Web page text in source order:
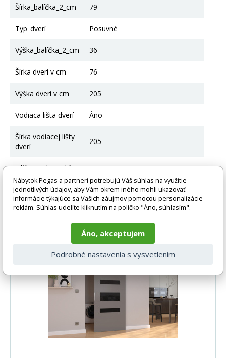
Šírka_balíčka_2_cm 79
Typ_dverí Posuvné
Výška_balíčka_2_cm 36
Šírka dverí v cm 76
Výška dverí v cm 205
Vodiaca lišta dverí Áno
Šírka vodiacej lišty
dverí
205
Výška vodiacej lišty
dverí
Súvisiace produkty
Rychlé dodání
Nábytok Pegas a partneri potrebujú Váš súhlas na využitie
jednotlivých údajov, aby Vám okrem iného mohli ukazovať
informácie týkajúce sa Vašich záujmov pomocou personalizácie
reklám. Súhlas udelíte kliknutím na políčko "Áno, súhlasím".
Áno, akceptujem
Podrobné nastavenia s vysvetlením